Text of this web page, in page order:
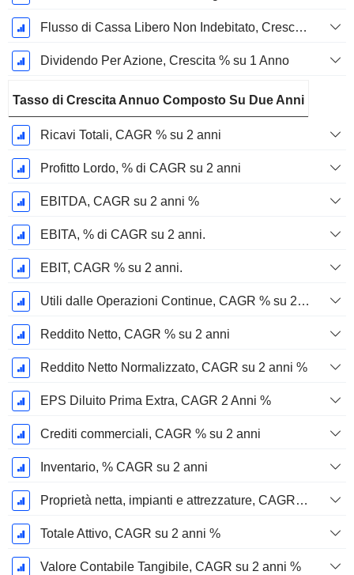
Flusso di Cassa Libero Non Indebitato, Crescita su 1 Anno %
Dividendo Per Azione, Crescita % su 1 Anno
Tasso di Crescita Annuo Composto Su Due Anni
Ricavi Totali, CAGR % su 2 anni
Profitto Lordo, % di CAGR su 2 anni
EBITDA, CAGR su 2 anni %
EBITA, % di CAGR su 2 anni.
EBIT, CAGR % su 2 anni.
Utili dalle Operazioni Continue, CAGR % su 2 anni
Reddito Netto, CAGR % su 2 anni
Reddito Netto Normalizzato, CAGR su 2 anni %
EPS Diluito Prima Extra, CAGR 2 Anni %
Crediti commerciali, CAGR % su 2 anni
Inventario, % CAGR su 2 anni
Proprietà netta, impianti e attrezzature, CAGR su 2 anni %
Totale Attivo, CAGR su 2 anni %
Valore Contabile Tangibile, CAGR su 2 anni %